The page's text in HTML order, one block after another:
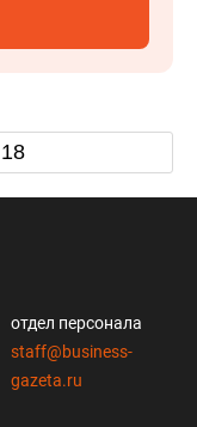
18
отдел персонала
staff@business-
gazeta.ru